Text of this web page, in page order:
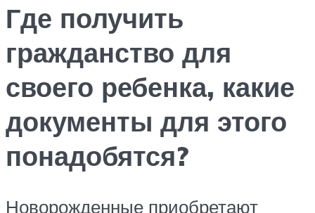
Где получить
гражданство для
своего ребенка, какие
документы для этого
понадобятся?
Новорожденные приобретают